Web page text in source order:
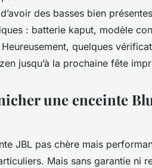
d’avoir des basses bien
: batterie kaput, modèle
quelques
jusqu’à la prochaine fête
une enceinte
JBL pas chère mais
Mais sans garantie ni